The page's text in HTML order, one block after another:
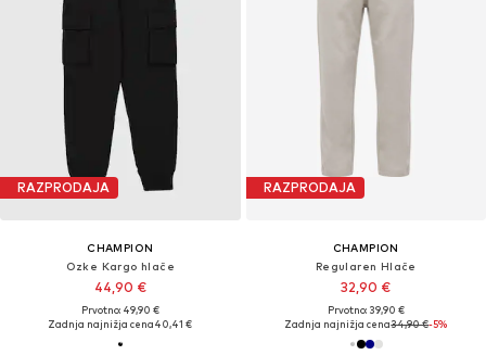
RAZPRODAJA
CHAMPION
Ozke Kargo hlače
44,90 €
Prvotno: 49,90 €
Zadnja najnižja cena40,41 €
RAZPRODAJA
CHAMPION
Regularen Hlače
32,90 €
Prvotno: 39,90 €
Zadnja najnižja cena34,90 €-5%